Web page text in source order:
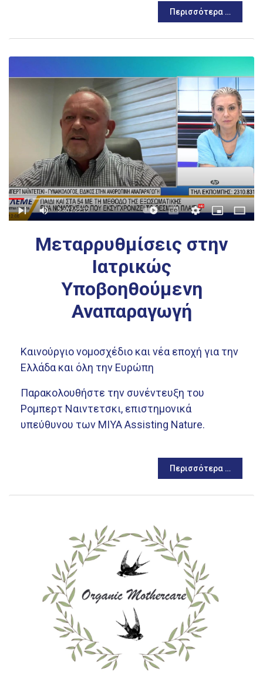
Περισσότερα …
Μεταρρυθμίσεις στην
Ιατρικώς
Υποβοηθούμενη
Αναπαραγωγή
Καινούργιο νομοσχέδιο και νέα εποχή για την
Ελλάδα και όλη την Ευρώπη
Παρακολουθήστε την συνέντευξη του
Ρομπερτ Ναιντετσκι, επιστημονικά
υπεύθυνου των ΜΙΥΑ Assisting Nature.
Περισσότερα …